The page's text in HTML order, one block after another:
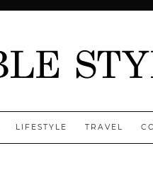
LIFESTYLE TRAVEL